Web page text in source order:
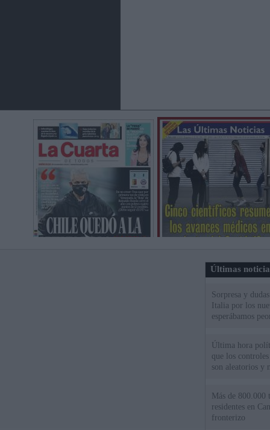
Últimas
Sorpresa y
Italia por los
esperábamos
Última hora
que los
son aleatorios y
Más de 800.000
residentes en
fronterizo